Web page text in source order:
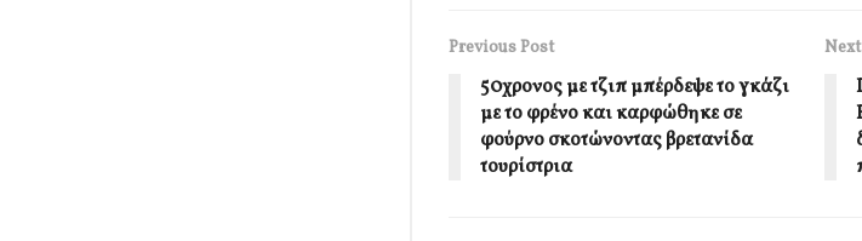
Previous Post
50χρονος με τζιπ μπέρδεψε το γκάζι
με το φρένο και καρφώθηκε σε
φούρνο σκοτώνοντας βρετανίδα
τουρίστρια